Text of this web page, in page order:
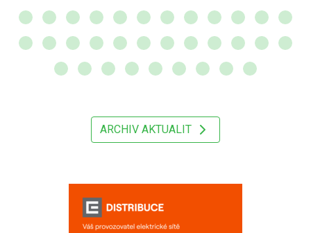
ARCHIV AKTUALIT